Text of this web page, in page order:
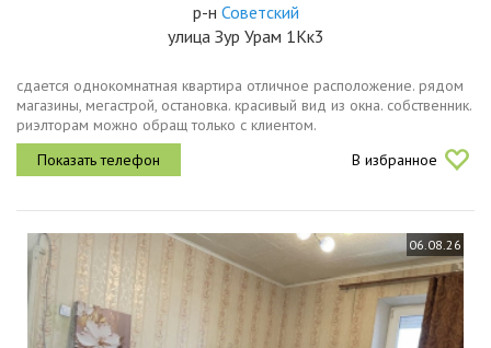
р-н Советский
улица Зур Урам 1Кк3
сдается однокомнатная квартира отличное расположение. рядом
магазины, мегастрой, остановка. красивый вид из окна. собственник.
риэлторам можно обращ только с клиентом.
В избранное
06.08.26